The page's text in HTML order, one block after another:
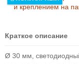
Краткое описание
Ø 30 мм,